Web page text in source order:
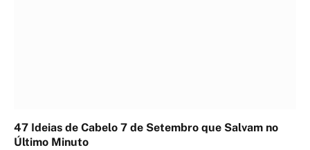
47 Ideias de Cabelo 7 de Setembro que Salvam no
Último Minuto